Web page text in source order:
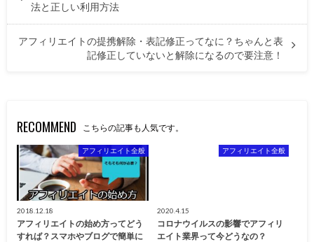
法と正しい利用方法
アフィリエイトの提携解除・表記修正ってなに？ちゃんと表
記修正していないと解除になるので要注意！
RECOMMEND こちらの記事も人気です。
アフィリエイト全般
2018.12.18
アフィリエイトの始め方ってどう
すれば？スマホやブログで簡単に
アフィリエイト全般
2020.4.15
コロナウイルスの影響でアフィリ
エイト業界って今どうなの？